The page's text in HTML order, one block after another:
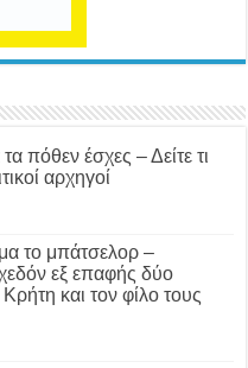
πόθεν έσχες – Δείτε τι
αρχηγοί
το μπάτσελορ –
εξ επαφής δύο
και τον φίλο τους